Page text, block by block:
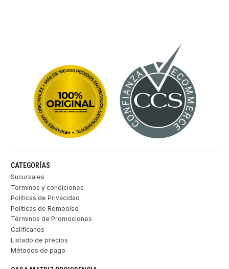
CATEGORÍAS
Sucursales
Terminos y condiciones
Políticas de Privacidad
Políticas de Rembolso
Términos de Promociones
Califícanos
Listado de precios
Métodos de pago